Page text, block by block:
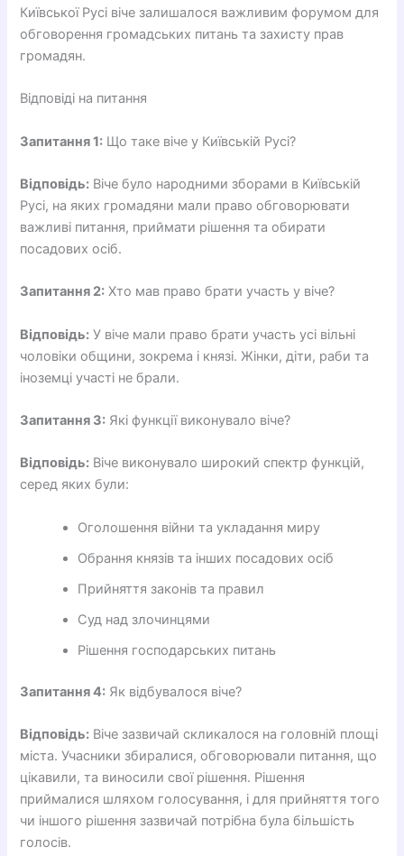
Київської Русі віче залишалося важливим форумом для
обговорення громадських питань та захисту прав
громадян.
Відповіді на питання
Запитання 1: Що таке віче у Київській Русі?
Відповідь: Віче було народними зборами в Київській
Русі, на яких громадяни мали право обговорювати
важливі питання, приймати рішення та обирати
посадових осіб.
Запитання 2: Хто мав право брати участь у віче?
Відповідь: У віче мали право брати участь усі вільні
чоловіки общини, зокрема і князі. Жінки, діти, раби та
іноземці участі не брали.
Запитання 3: Які функції виконувало віче?
Відповідь: Віче виконувало широкий спектр функцій,
серед яких були:
Оголошення війни та укладання миру
Обрання князів та інших посадових осіб
Прийняття законів та правил
Суд над злочинцями
Рішення господарських питань
Запитання 4: Як відбувалося віче?
Відповідь: Віче зазвичай скликалося на головній площі
міста. Учасники збиралися, обговорювали питання, що
цікавили, та виносили свої рішення. Рішення
приймалися шляхом голосування, і для прийняття того
чи іншого рішення зазвичай потрібна була більшість
голосів.